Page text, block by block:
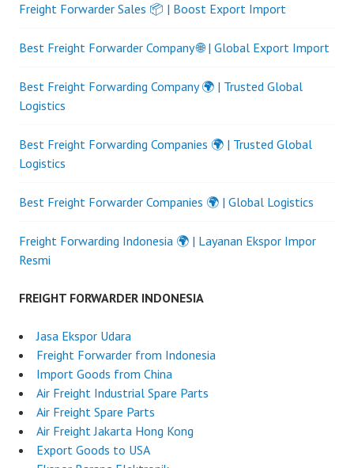
Freight Forwarder Sales 📦 | Boost Export Import
Best Freight Forwarder Company 🌐 | Global Export Import
Best Freight Forwarding Company 🌍 | Trusted Global
Logistics
Best Freight Forwarding Companies 🌍 | Trusted Global
Logistics
Best Freight Forwarder Companies 🌍 | Global Logistics
Freight Forwarding Indonesia 🌍 | Layanan Ekspor Impor
Resmi
FREIGHT FORWARDER INDONESIA
Jasa Ekspor Udara
Freight Forwarder from Indonesia
Import Goods from China
Air Freight Industrial Spare Parts
Air Freight Spare Parts
Air Freight Jakarta Hong Kong
Export Goods to USA